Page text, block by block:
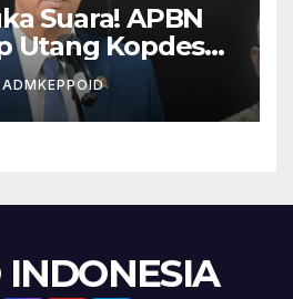
Suara! APBN
Utang Kopdes
Cicilan Rp 40
ADMKEPPOID
INDONESIA